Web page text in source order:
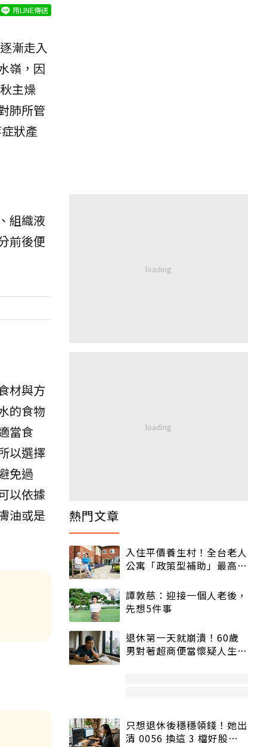
用LINE傳送
漸走入
嶺，因
主燥
肺所管
狀產
組織液
前後便
材與方
的食物
當食
以選擇
免過
以依據
油或是
熱門文章
入住平價養生村！全台老人
公寓「政策型補助」最高打
譚敦慈：迎接一個人老後，
先想5件事
退休第一天就崩潰！60歲
男對著超商便當懷疑人生
只想退休後穩穩領錢！她出
清 0056 換這 3 檔好股：